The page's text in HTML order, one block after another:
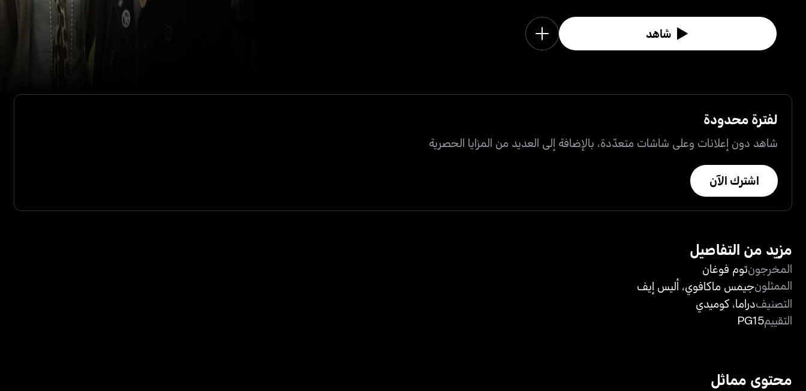
شاهد
لفترة محدودة
شاهد دون إعلانات وعلى شاشات متعدّدة، بالإضافة إلى العديد من المزايا الحصرية
اشترك الآن
مزيد من التفاصيل
المخرجونتوم فوغان
الممثلونجيمس ماكافوي، أليس إيف
التصنيفدراما، كوميدي
التقييمPG15
محتوى مماثل